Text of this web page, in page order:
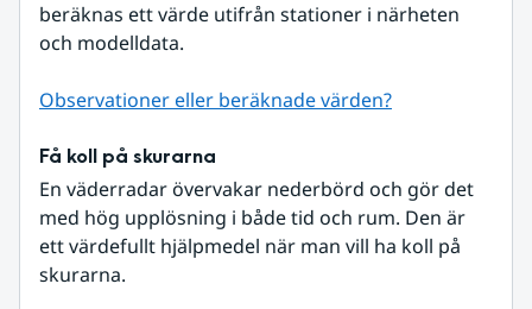
beräknas ett värde utifrån stationer i närheten
och modelldata.
Observationer eller beräknade värden?
Få koll på skurarna
En väderradar övervakar nederbörd och gör det
med hög upplösning i både tid och rum. Den är
ett värdefullt hjälpmedel när man vill ha koll på
skurarna.